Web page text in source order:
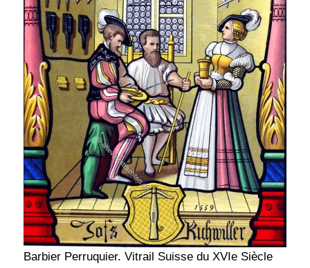
Barbier Perruquier. Vitrail Suisse du XVIe Siècle